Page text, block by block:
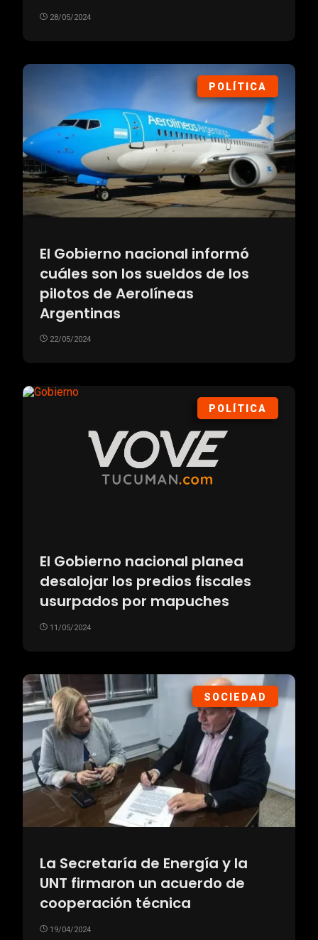
28/05/2024
POLÍTICA
El Gobierno nacional informó
cuáles son los sueldos de los
pilotos de Aerolíneas
Argentinas
22/05/2024
POLÍTICA
El Gobierno nacional planea
desalojar los predios fiscales
usurpados por mapuches
11/05/2024
SOCIEDAD
La Secretaría de Energía y la
UNT firmaron un acuerdo de
cooperación técnica
19/04/2024